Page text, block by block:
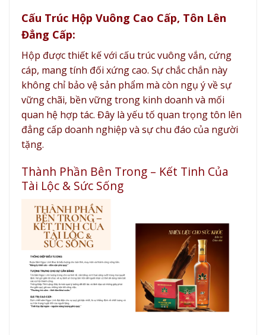
Cấu Trúc Hộp Vuông Cao Cấp, Tôn Lên
Đẳng Cấp:
Hộp được thiết kế với cấu trúc vuông vắn, cứng
cáp, mang tính đối xứng cao. Sự chắc chắn này
không chỉ bảo vệ sản phẩm mà còn ngụ ý về sự
vững chãi, bền vững trong kinh doanh và mối
quan hệ hợp tác. Đây là yếu tố quan trọng tôn lên
đẳng cấp doanh nghiệp và sự chu đáo của người
tặng.
Thành Phần Bên Trong – Kết Tinh Của
Tài Lộc & Sức Sống